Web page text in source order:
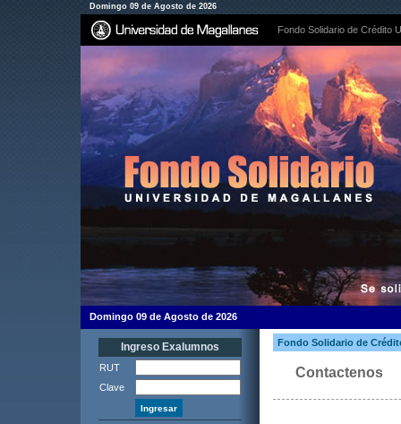
Domingo 09 de Agosto de 2026
Fondo Solidario de Crédito
Domingo 09 de Agosto de 2026
Ingreso Exalumnos
RUT
Clave
Fondo Solidario de
Contactenos